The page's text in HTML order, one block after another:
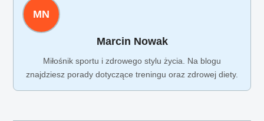
MN
Marcin Nowak
Miłośnik sportu i zdrowego stylu życia. Na blogu
znajdziesz porady dotyczące treningu oraz zdrowej diety.